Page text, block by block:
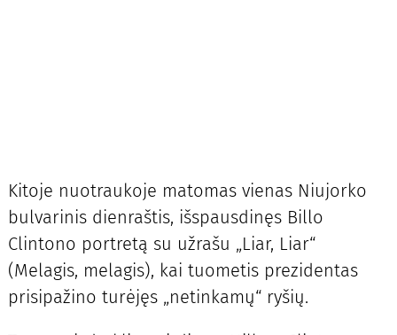
Kitoje nuotraukoje matomas vienas Niujorko
bulvarinis dienraštis, išspausdinęs Billo
Clintono portretą su užrašu „Liar, Liar“
(Melagis, melagis), kai tuometis prezidentas
prisipažino turėjęs „netinkamų“ ryšių.